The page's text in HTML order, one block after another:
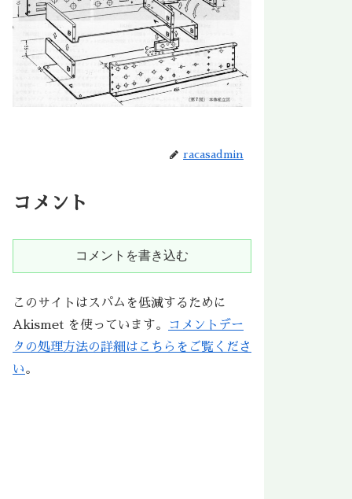
racasadmin
コメント
コメントを書き込む
このサイトはスパムを低減するために
Akismet を使っています。
コメントデー
タの処理方法の詳細はこちらをご覧くださ
い。